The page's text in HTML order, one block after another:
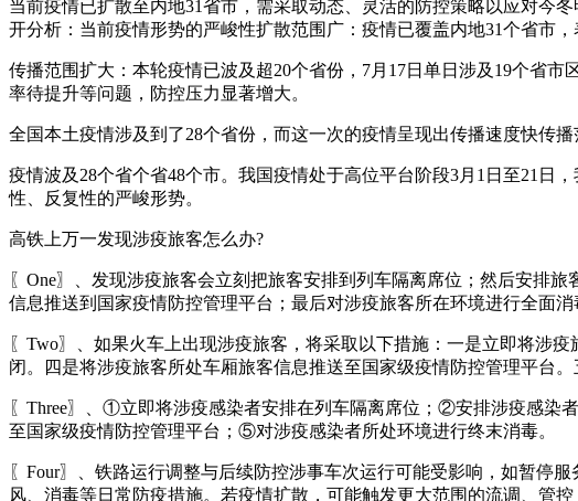
当前疫情已扩散至内地31省市，需采取动态、灵活的防控策略以应对今
开分析：当前疫情形势的严峻性扩散范围广：疫情已覆盖内地31个省市
传播范围扩大：本轮疫情已波及超20个省份，7月17日单日涉及19个省
率待提升等问题，防控压力显著增大。
全国本土疫情涉及到了28个省份，而这一次的疫情呈现出传播速度快传
疫情波及28个省个省48个市。我国疫情处于高位平台阶段3月1日至21日
性、反复性的严峻形势。
高铁上万一发现涉疫旅客怎么办?
〖One〗、发现涉疫旅客会立刻把旅客安排到列车隔离席位；然后安排
信息推送到国家疫情防控管理平台；最后对涉疫旅客所在环境进行全面消
〖Two〗、如果火车上出现涉疫旅客，将采取以下措施：一是立即将涉
闭。四是将涉疫旅客所处车厢旅客信息推送至国家级疫情防控管理平台
〖Three〗、①立即将涉疫感染者安排在列车隔离席位；②安排涉疫感
至国家级疫情防控管理平台；⑤对涉疫感染者所处环境进行终末消毒。
〖Four〗、铁路运行调整与后续防控涉事车次运行可能受影响，如暂停
风、消毒等日常防疫措施。若疫情扩散，可能触发更大范围的流调、管控